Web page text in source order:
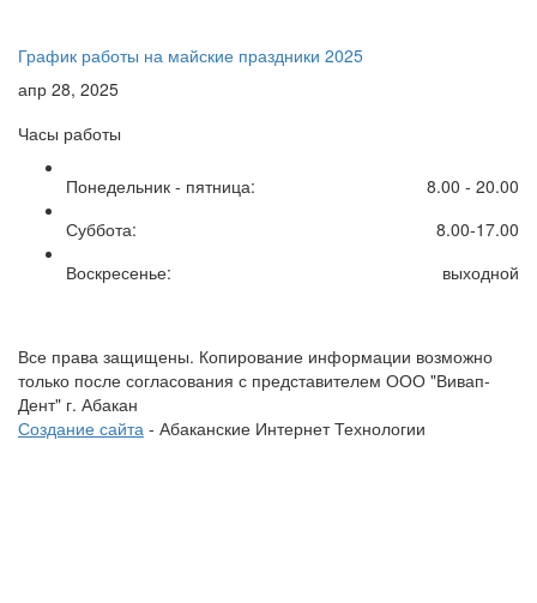
График работы на майские праздники 2025
апр 28, 2025
Часы работы
Понедельник - пятница:
8.00 - 20.00
Суббота:
8.00-17.00
Воскресенье:
выходной
Все права защищены. Копирование информации возможно
только после согласования с представителем ООО "Вивап-
Дент" г. Абакан
Создание сайта - Абаканские Интернет Технологии